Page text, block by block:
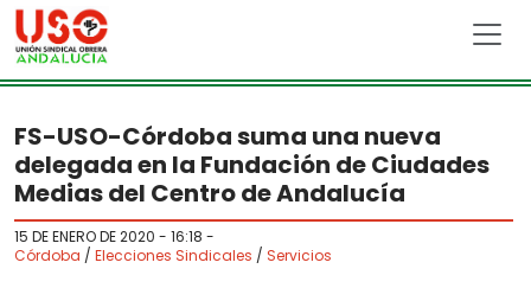
Skip to main content
FS-USO-Córdoba suma una nueva
delegada en la Fundación de Ciudades
Medias del Centro de Andalucía
15 DE ENERO DE 2020 - 16:18 -
Córdoba / Elecciones Sindicales / Servicios